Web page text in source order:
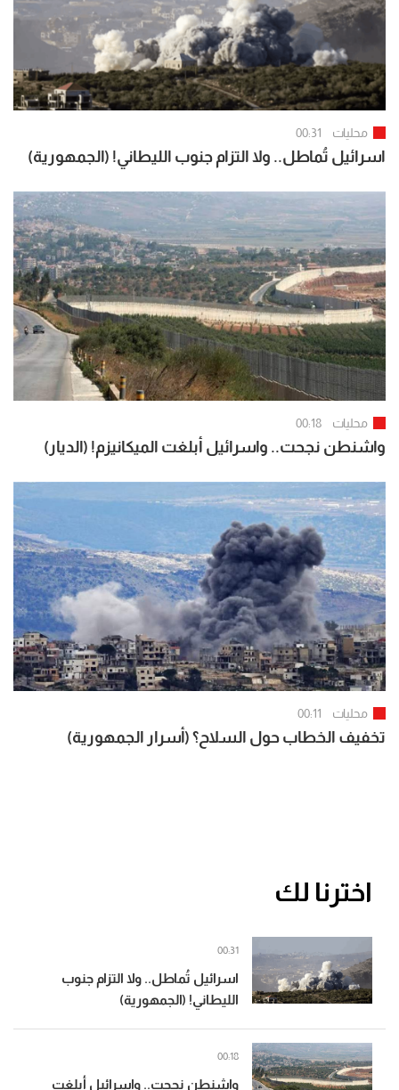
محليات 00:31
اسرائيل تُماطل.. ولا التزام جنوب الليطاني! (الجمهورية)
محليات 00:18
واشنطن نجحت.. واسرائيل أبلغت الميكانيزم! (الديار)
محليات 00:11
تخفيف الخطاب حول السلاح؟ (أسرار الجمهورية)
اخترنا لك
اسرائيل تُماطل.. ولا التزام جنوب
الليطاني! (الجمهورية)
00:31
واشنطن نجحت.. واسرائيل أبلغت
00:18